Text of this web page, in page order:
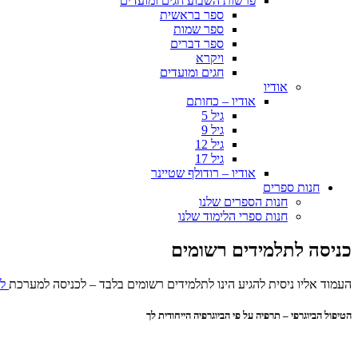
ספר בראשית
ספר שמות
ספר דברים
ויקרא
חגים ומועדים
אודיו
אודיו – כחותם
גיל 5
גיל 9
גיל 12
גיל 17
אודיו – רודולף שטיינר
חנות ספרים
חנות הספרים שלנו
חנות ספרי הלימוד שלנו
כניסה לתלמידים רשומים
העמוד אליו ניסית להגיע הינו לתלמידים רשומים בלבד – לכניסה למערכת
הטיפול הביוגרפי – תרפיה על פי הביוגרפיה הייחודית לך